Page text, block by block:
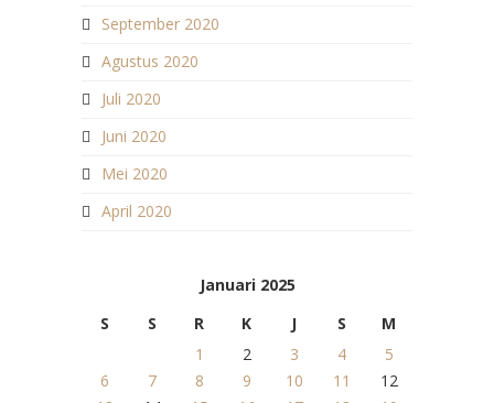
September 2020
Agustus 2020
Juli 2020
Juni 2020
Mei 2020
April 2020
Januari 2025
S
S R K J S
M
1
2 3 4
5
6
7 8 9 10 11
12